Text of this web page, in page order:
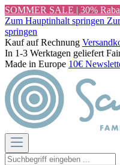
SOMMER SALE | 30%
Zum Hauptinhalt springen
springen
Kauf auf Rechnung
In 1-3 Werktagen geliefert
Made in Europe 10€